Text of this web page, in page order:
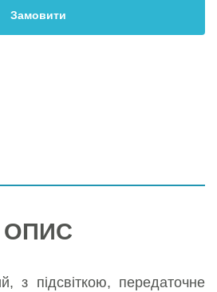
Замовити
ОПИС
з підсвіткою, передаточне